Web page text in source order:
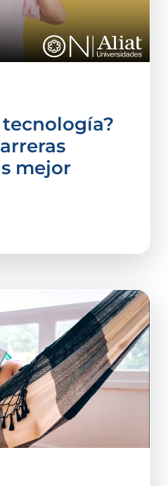
mejor